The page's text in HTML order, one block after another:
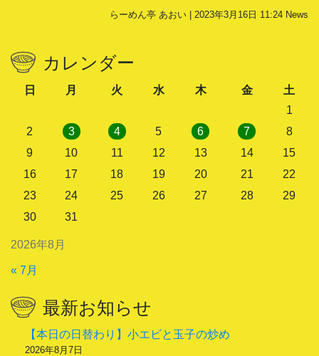
らーめん亭 あおい | 2023年3月16日 11:24 News
カレンダー
2026年8月
日 月 火 水 木 金
土
1
2
3 4 5 6 7
8
9
10 11 12 13 14
15
16
17 18 19 20 21
22
23
24 25 26 27 28
29
30
31
« 7月
最新お知らせ
【本日の日替わり】小エビと玉子の炒め
2026年8月7日